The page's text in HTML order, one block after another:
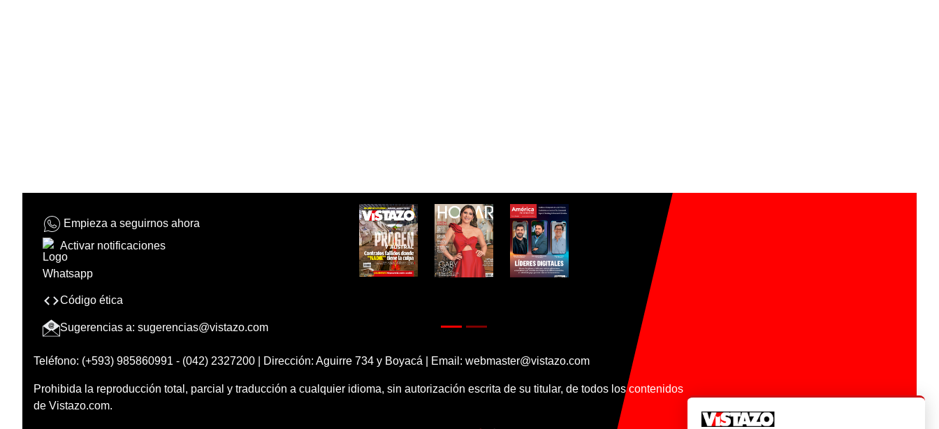
Empieza a seguirnos ahora
Activar notificaciones
Código ética
Sugerencias a: sugerencias@vistazo.com
Teléfono: (+593) 985860991 - (042) 2327200 | Dirección: Aguirre 734 y Boyacá | Email: webmaster@vistazo.com
Prohibida la reproducción total, parcial y traducción a cualquier idioma, sin autorización escrita de su titular, de todos los contenidos
de Vistazo.com.